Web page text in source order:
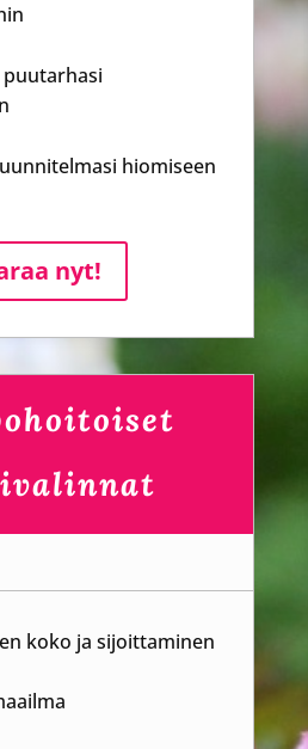
hiomiseen
nyt!
koko ja sijoittaminen